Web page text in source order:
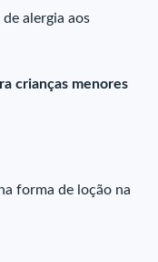
alergia aos
crianças menores
forma de loção na